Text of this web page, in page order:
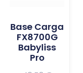
Base Carga
FX8700G
Babyliss
Pro